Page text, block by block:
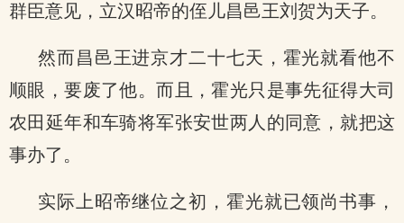
群臣意见，立汉昭帝的侄儿昌邑王刘贺为天子。
然而昌邑王进京才二十七天，霍光就看他不
顺眼，要废了他。而且，霍光只是事先征得大司
农田延年和车骑将军张安世两人的同意，就把这
事办了。
实际上昭帝继位之初，霍光就已领尚书事，